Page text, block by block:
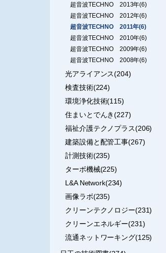
超音波TECHNO 2013年(6)
超音波TECHNO 2012年(6)
超音波TECHNO 2011年(6)
超音波TECHNO 2010年(6)
超音波TECHNO 2009年(6)
超音波TECHNO 2008年(6)
光アライアンス(204)
検査技術(224)
環境浄化技術(115)
住まいとでんき(227)
福祉介護テクノプラス(206)
建築設備と配管工事(267)
計測技術(235)
ターボ機械(225)
L&A Network(234)
画像ラボ(235)
クリーンテクノロジー(231)
クリーンエネルギー(231)
流通ネットワーキング(125)